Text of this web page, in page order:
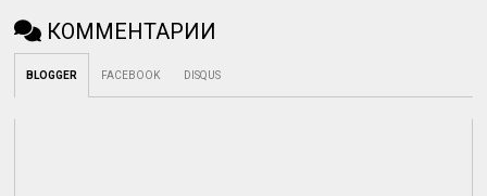
КОММЕНТАРИИ
BLOGGER FACEBOOK DISQUS